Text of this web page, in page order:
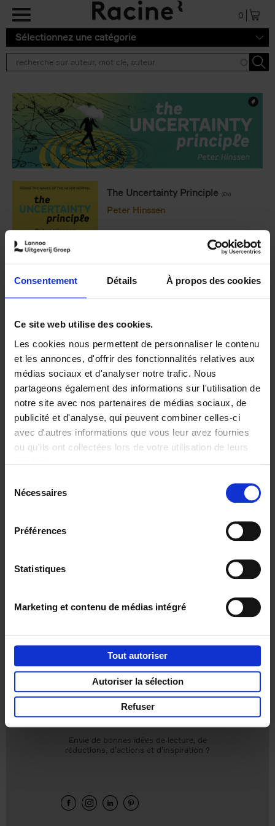
Consentement Détails À propos des cookies
Ce site web utilise des cookies.
Les cookies nous permettent de personnaliser le contenu
et les annonces, d'offrir des fonctionnalités relatives aux
médias sociaux et d'analyser notre trafic. Nous
partageons également des informations sur l'utilisation de
notre site avec nos partenaires de médias sociaux, de
publicité et d'analyse, qui peuvent combiner celles-ci
avec d'autres informations que vous leur avez fournies
ou qu'ils ont collectées lors de votre utilisation de leurs
Nécessaires
Préférences
Statistiques
Marketing et contenu de médias intégré
Tout autoriser
Autoriser la sélection
Refuser
Aller au contenu principal
0
Sélectionnez une catégorie
The Uncertainty Principle (EN)
Peter Hinssen
9789020955095.PDF
9789020955095.PDF
Ajouter au panier
Disponibilité : Disponible
Librairie
E-book iBookstore
The Uncertainty Principle is Out Now!
cookies voor Statistieken en Marketing en
geïntegreerde mediate aanvaarden om deze video te
Envie de bonnes idées de lecture, de
réductions, d’actions et d’inspiration ?